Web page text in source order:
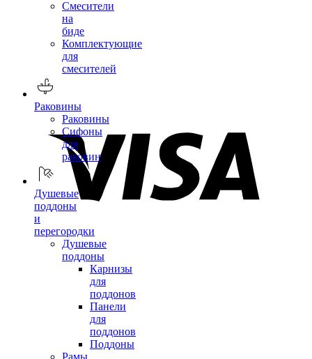
Смесители
на
биде
Комплектующие
для
смесителей
Раковины
Раковины
Сифоны
для
раковин
Душевые
поддоны
и
перегородки
Душевые
поддоны
Карнизы
для
поддонов
Панели
для
поддонов
Поддоны